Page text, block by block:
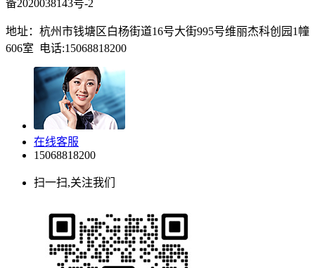
备2020038143号-2
地址：杭州市钱塘区白杨街道16号大街995号维丽杰科创园1幢
606室 电话:15068818200
在线客服
15068818200
扫一扫,关注我们